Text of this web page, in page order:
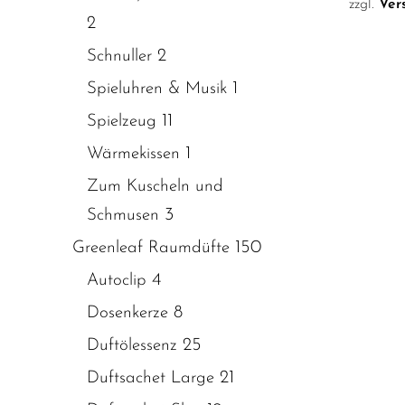
2
Schnuller 2
Spieluhren & Musik 1
Spielzeug 11
Wärmekissen 1
Zum Kuscheln und
Schmusen 3
Greenleaf Raumdüfte 150
Autoclip 4
Dosenkerze 8
Duftölessenz 25
Duftsachet Large 21
zzgl.